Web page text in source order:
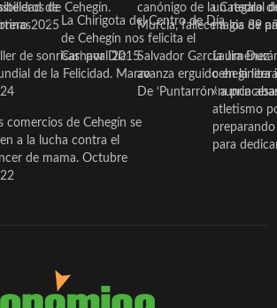
de
de Cehegín.
2025
de sonrisas’ por Día
de la Felicidad. Marzo
comercios de Cehegín se
a la lucha contra el
de mama. Octubre
La Chirigota del Centro de Día
de Cehegín nos felicita el
Carnaval 2015
canónigo de la Catedral
Murcia, fallece a los 89
Salvador García Jiménez
avanza erguido en la
De ‘Puntarrón’ a
un regalo
magia de
Laura
ceheginera
«nunca
atletismo
para